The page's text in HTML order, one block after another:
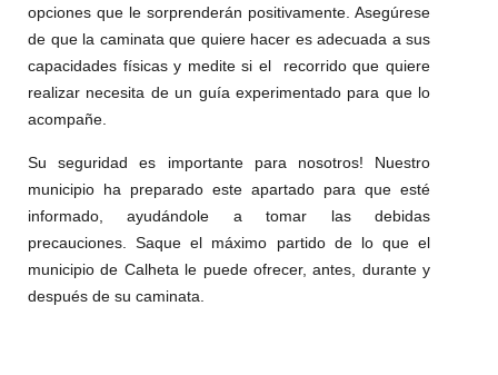
opciones que le sorprenderán positivamente. Asegúrese
de que la caminata que quiere hacer es adecuada a sus
capacidades físicas y medite si el recorrido que quiere
realizar necesita de un guía experimentado para que lo
acompañe.
Su seguridad es importante para nosotros! Nuestro
municipio ha preparado este apartado para que esté
informado, ayudándole a tomar las debidas
precauciones. Saque el máximo partido de lo que el
municipio de Calheta le puede ofrecer, antes, durante y
después de su caminata.